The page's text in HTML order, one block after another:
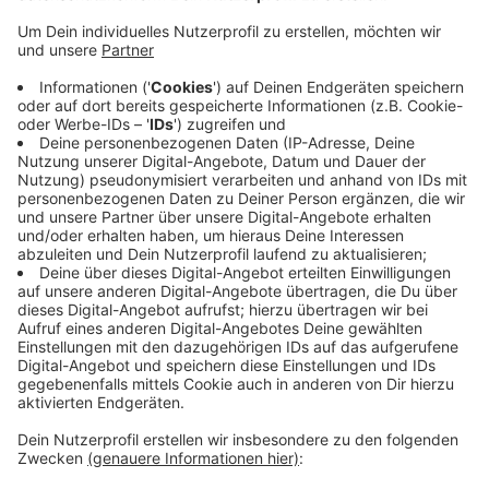
Bis Mitte Januar sind noch Anmeldungen für die
Thermografieaktion des Kreises möglich. Darauf
weisen mehrere Städte und Gemeinden auf ihren
Websites hin. Anmeldeschluss ist der 14.01.
Expert:innen machen mit Wärmebildkameras Bilder von
Häusern und zeigen den Besitzer:innen
Schwachstellen, wo Wärme entweicht. Besonders oft
sind das Außenwände, undichte Fenster, Dächer oder
Stellen, wo verschiedene Bauteile ineinander
übergehen. Der nächste Schritt ist eine Fachberatung,
was zu tun ist, um das Haus energietechnisch
aufzuwerten.
Anzeige